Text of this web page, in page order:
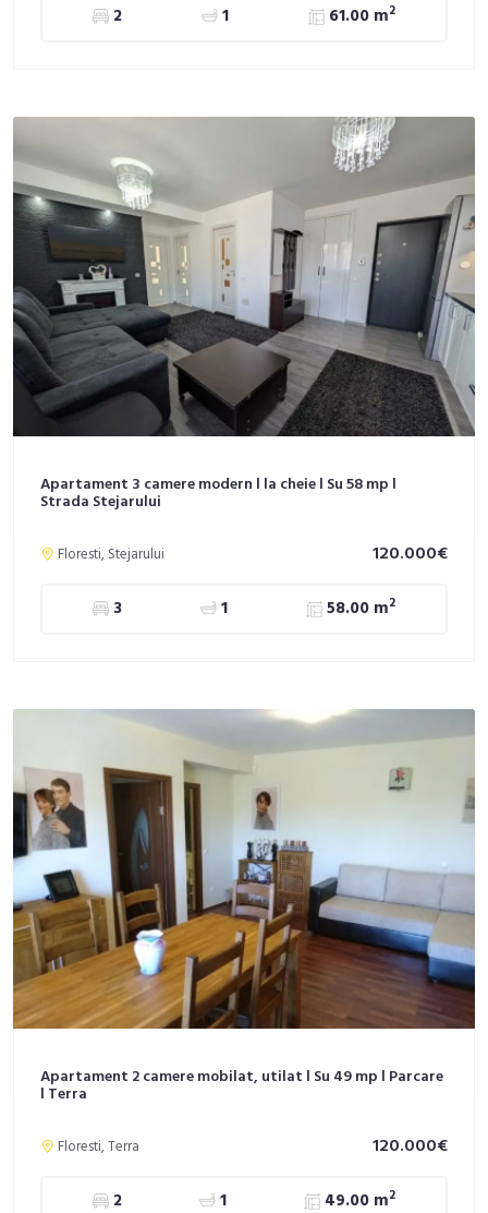
2 1 61.00 m2
Apartament 3 camere modern l la cheie l Su 58 mp l
Strada Stejarului
Floresti, Stejarului 120.000€
3 1 58.00 m2
Apartament 2 camere mobilat, utilat l Su 49 mp l Parcare
l Terra
Floresti, Terra 120.000€
2 1 49.00 m2